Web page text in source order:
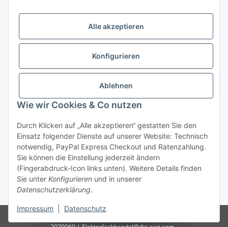
Alle akzeptieren
Konfigurieren
Ablehnen
Wie wir Cookies & Co nutzen
Durch Klicken auf „Alle akzeptieren“ gestatten Sie den
Einsatz folgender Dienste auf unserer Website: Technisch
notwendig, PayPal Express Checkout und Ratenzahlung.
Sie können die Einstellung jederzeit ändern
(Fingerabdruck-Icon links unten). Weitere Details finden
Sie unter Konfigurieren und in unserer
Datenschutzerklärung.
Impressum Datenschutz
Öffnungszeiten:
10.00 - 18.00 Uhr
Ladenpreis versus Internetpreis
Vertrag widerrufen
05.00 - 21.30 Uhr | Freitag: 05.00 - 18.00 Uhr | Samstag: 09.00
- 12.00 Uhr (0,49€ je angef. Minute) oder per E-Mail über
unserKontaktformular
* Alle Preise inkl. gesetzlicher USt., zzgl.Versand | - ACHTUNG: Bei
Einbaugeräten gilt: Die im Produktbild abgebildete Möbelfront ist nicht im
Lieferumfang enthalten.